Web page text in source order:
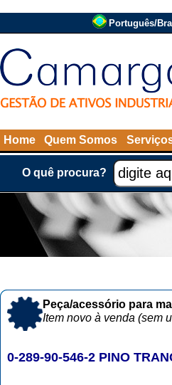
Português/
Home Quem Somos
O quê procura?
Peça/acessório para
Item novo à venda (sem
0-289-90-546-2 PINO